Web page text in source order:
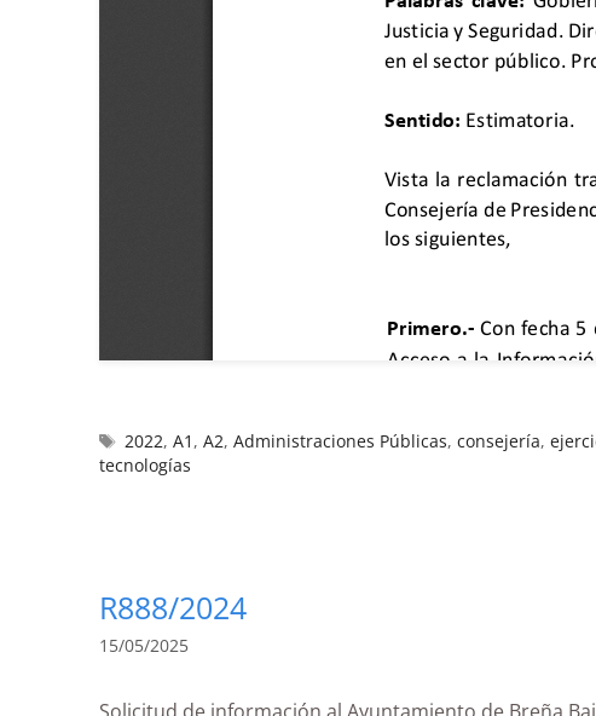
2022,A1 ,A2,Administraciones Públicas,consejería,
tecnologías
R888/2024
15/05/2025